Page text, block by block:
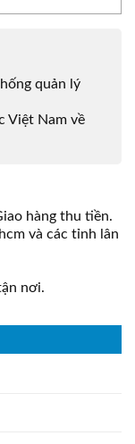
quản lý
Việt Nam về
hàng thu tiền.
và các tỉnh lân
nơi.